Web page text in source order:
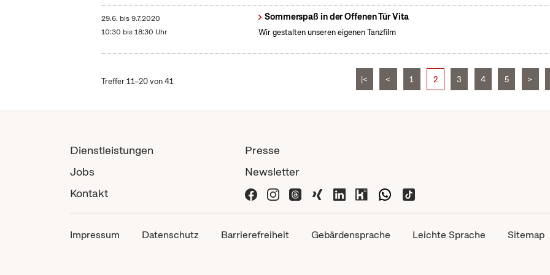
29.6. bis9.7.2020
10:30 bis 18:30 Uhr
Sommerspaß in der Offenen Tür Vita
Wir gestalten unseren eigenen Tanzfilm
Treffer 11–20 von 41 |< < 1 2 3 4 5 >
Dienstleistungen
Jobs
Kontakt
Presse
Newsletter
Impressum Datenschutz Barrierefreiheit Gebärdensprache Leichte Sprache Sitemap